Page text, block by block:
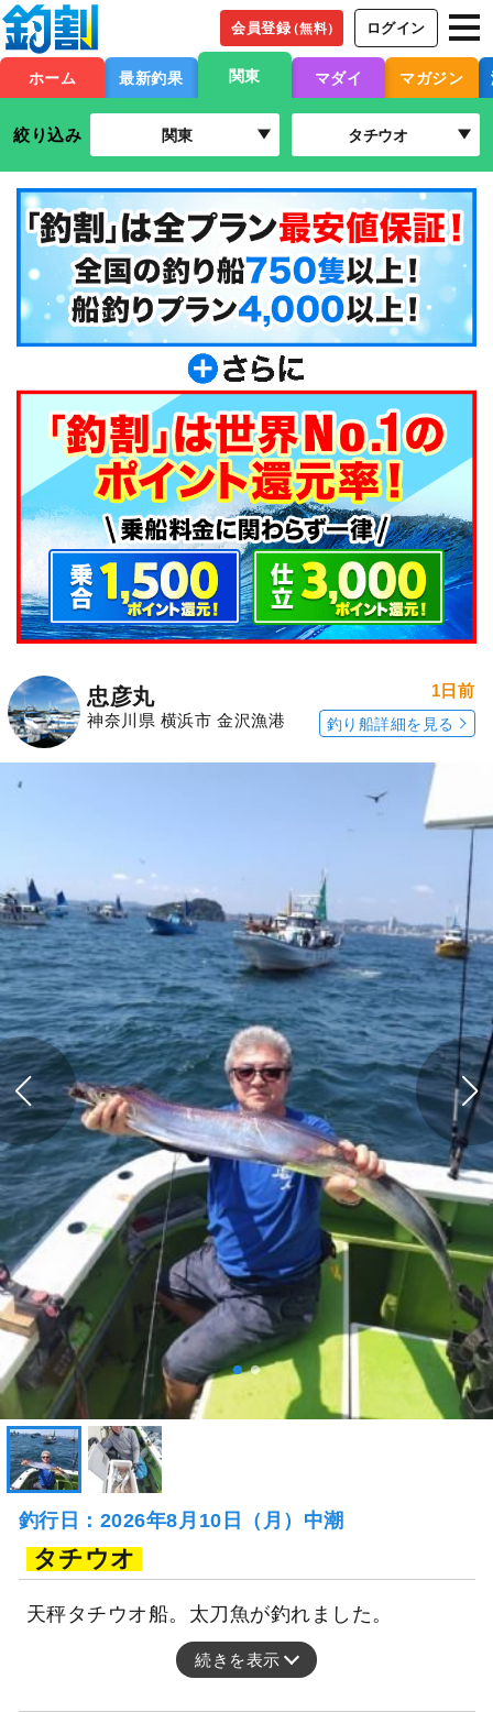
会員登録（無料） ログイン
ホーム 最新釣果 関東 マダイ マガジン
絞り込み 関東 タチウオ
忠彦丸
神奈川県 横浜市 金沢漁港
1日前
釣り船詳細を見る
釣行日：2026年8月10日（月）中潮
タチウオ
天秤タチウオ船。太刀魚が釣れました。
続きを表示